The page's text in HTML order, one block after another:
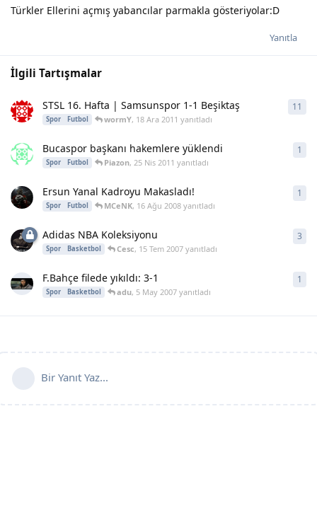
Türkler Ellerini açmış yabancılar parmakla gösteriyolar:D
Yanıtla
İlgili Tartışmalar
STSL 16. Hafta | Samsunspor 1-1 Beşiktaş
Spor Futbol wormY, 18 Ara 2011 yanıtladı
11
Bucaspor başkanı hakemlere yüklendi
Spor Futbol Piazon, 25 Nis 2011 yanıtladı
1
Ersun Yanal Kadroyu Makasladı!
Spor Futbol MCeNK, 16 Ağu 2008yanıtladı
1
Adidas NBA Koleksiyonu
Spor Basketbol Cesc, 15 Tem 2007yanıtladı
3
F.Bahçe filede yıkıldı: 3-1
Spor Basketbol adu, 5 May 2007yanıtladı
1
Bir Yanıt Yaz...